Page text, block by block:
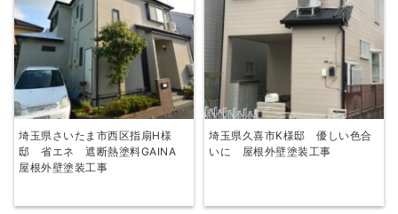
埼玉県さいたま市西区指扇H様
邸 省エネ 遮断熱塗料GAINA
屋根外壁塗装工事
埼玉県久喜市K様邸 優しい色合
いに 屋根外壁塗装工事